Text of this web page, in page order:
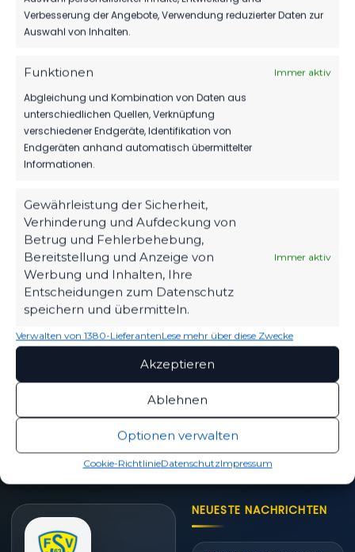
Verbesserung der Angebote, Verwendung reduzierter Daten zur
Auswahl von Inhalten.
Funktionen Immer aktiv
Abgleichung und Kombination von Daten aus
unterschiedlichen Quellen, Verknüpfung
verschiedener Endgeräte, Identifikation von
Endgeräten anhand automatisch übermittelter
Informationen.
Gewährleistung der Sicherheit,
Verhinderung und Aufdeckung von
Betrug und Fehlerbehebung,
Bereitstellung und Anzeige von
Werbung und Inhalten, Ihre
Entscheidungen zum Datenschutz
speichern und übermitteln.
Immer aktiv
Verwalten von 1380-LieferantenLese mehr über diese Zwecke
Akzeptieren
Ablehnen
Optionen verwalten
Cookie-RichtlinieDatenschutzImpressum
OFFIZIELLE VEREINSSEITE
DEIN HEIMSPIEL. DEIN FSV.
Tickets, Spielplan, News und Vereinsinfos – alles
TICKETS
Eintrittspreise & Spieltag
Nächste Partien ansehen
PARTNER WERDEN
Sponsoring & Netzwerk
NEUESTE NACHRICHTEN